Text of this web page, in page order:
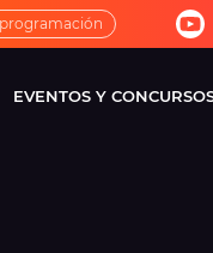
EVENTOS Y